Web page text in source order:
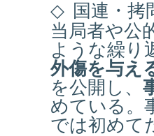
◇
国連・拷
当局者や公
ような繰り
外傷を与え
を公開し、
めている。
では初めて